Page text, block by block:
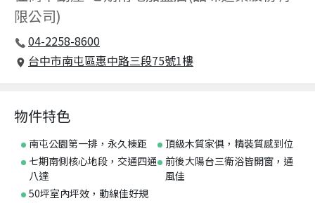
限公司)
04-2258-8600
台中市南屯區惠中路三段75號1樓
物件特色
南屯公園第一排，永久棟距
頂級木質家俱，精裝質感到位
七期南側核心地段，交通四通
八達
前後大陽台三衛浴皆開窗，通
風佳
50坪室內坪效，動線佳好規